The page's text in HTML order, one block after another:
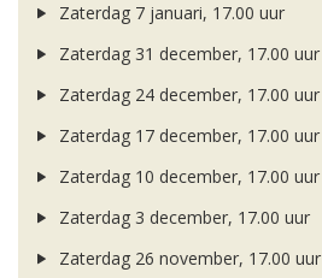
Zaterdag 7 januari, 17.00 uur
Zaterdag 31 december, 17.00 uur
Zaterdag 24 december, 17.00 uur
Zaterdag 17 december, 17.00 uur
Zaterdag 10 december, 17.00 uur
Zaterdag 3 december, 17.00 uur
Zaterdag 26 november, 17.00 uur